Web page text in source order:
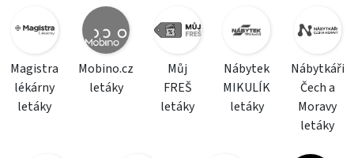
Magistra
lékárny
letáky
Mobino.cz
letáky
Můj
FREŠ
letáky
Nábytek
MIKULÍK
letáky
Nábytkáři
Čech a
Moravy
letáky